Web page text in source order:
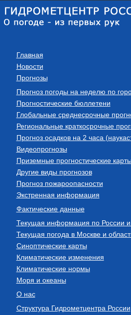
Главная
Новости
Прогнозы
Прогноз погоды на неделю по
Прогностические бюллетени
Глобальные среднесрочные
Региональные краткосрочные
Прогноз осадков на 2 часа
Видеопрогнозы
Приземные прогностические карты
Другие виды прогнозов
Прогноз пожароопасности
Экстренная информация
Фактические данные
Текущая информация по России
Текущая погода в Москве и
Синоптические карты
Климатические изменения
Климатические нормы
Моря и океаны
О нас
Структура Гидрометцентра России